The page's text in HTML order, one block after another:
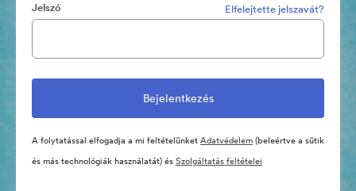
Jelszó Elfelejtette jelszavát?
A folytatással elfogadja a mi feltételünketAdatvédelem(beleértve a sütik
és más technológiák használatát) ésSzolgáltatás feltételei